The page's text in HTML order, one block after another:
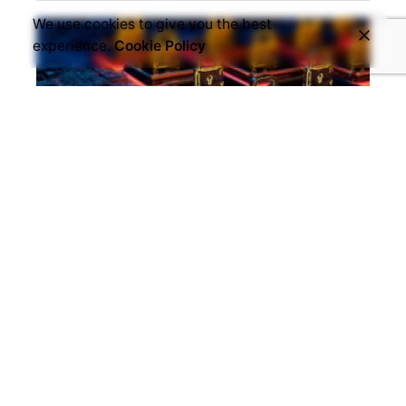
We use cookies to give you the best
experience.Cookie Policy